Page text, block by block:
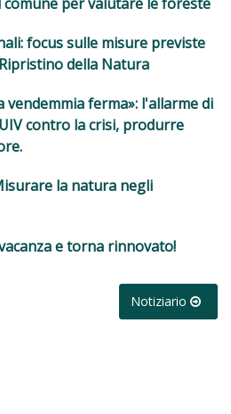
focus sulle misure previste
della Natura
vendemmia ferma»: l'allarme di
contro la crisi, produrre
la natura negli
e torna rinnovato!
Notiziario